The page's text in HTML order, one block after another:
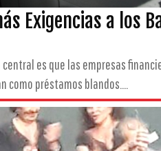
Exigencias a los
central es que las empresas
como préstamos blandos....